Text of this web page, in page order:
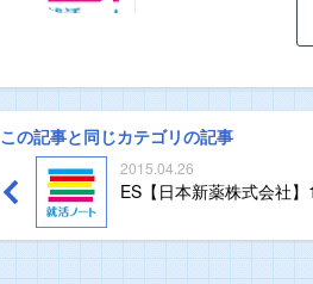
この記事と同じカテゴリの記事
2015.04.26
ES【日本新薬株式会社